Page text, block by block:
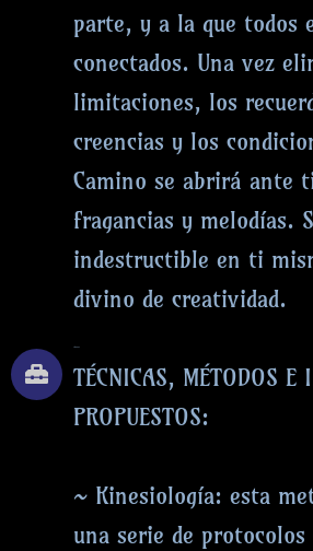
parte, y a la que todos
conectados. Una vez
limitaciones, los
creencias y los
Camino se abrirá ante
fragancias y melodías.
indestructible en ti
divino de creatividad.
TÉCNICAS, MÉTODOS E
PROPUESTOS:
~ Kinesiología: esta
una serie de